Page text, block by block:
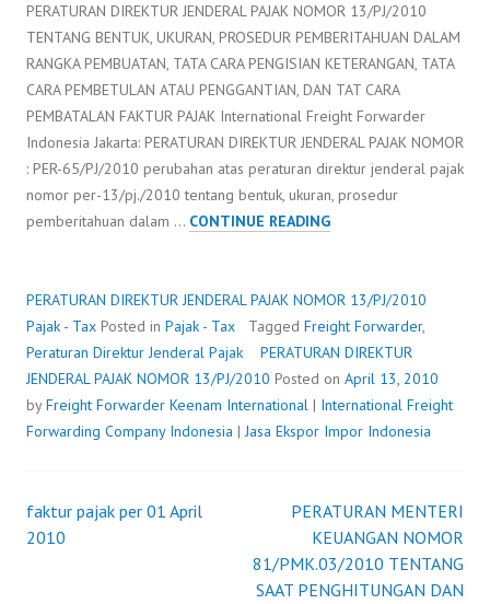
PERATURAN DIREKTUR JENDERAL PAJAK NOMOR 13/PJ/2010
TENTANG BENTUK, UKURAN, PROSEDUR PEMBERITAHUAN DALAM
RANGKA PEMBUATAN, TATA CARA PENGISIAN KETERANGAN, TATA
CARA PEMBETULAN ATAU PENGGANTIAN, DAN TAT CARA
PEMBATALAN FAKTUR PAJAK International Freight Forwarder
Indonesia Jakarta: PERATURAN DIREKTUR JENDERAL PAJAK NOMOR
: PER-65/PJ/2010 perubahan atas peraturan direktur jenderal pajak
nomor per-13/pj./2010 tentang bentuk, ukuran, prosedur
pemberitahuan dalam … CONTINUE READINGPERATURAN
PAJAK
NOMOR
13/PJ/2010
PERATURAN DIREKTUR JENDERAL PAJAK NOMOR 13/PJ/2010
Pajak - Tax Posted in Pajak - Tax Tagged Freight Forwarder,
Peraturan Direktur Jenderal Pajak
PERATURAN DIREKTUR
JENDERAL PAJAK NOMOR 13/PJ/2010 Posted on April 13, 2010
byFreight Forwarder Keenam International | International Freight
Forwarding Company Indonesia |Jasa Ekspor Impor Indonesia
Post
faktur pajak per 01 April
2010
PERATURAN MENTERI
KEUANGAN NOMOR
81/PMK.03/2010 TENTANG
SAAT PENGHITUNGAN DAN